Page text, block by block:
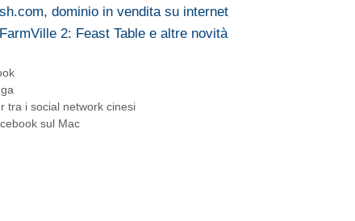
dominio in vendita su internet
2: Feast Table e altre novità
tra i social network cinesi
sul Mac